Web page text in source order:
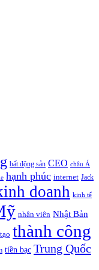
bất động sản CEO châu Á
hạnh phúc internet Jack
doanh kinh tế
nhân viên Nhật Bản
thành công
tiền bạc Trung Quốc